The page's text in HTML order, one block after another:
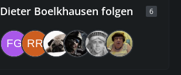
Dieter Boelkhausen folgen 6